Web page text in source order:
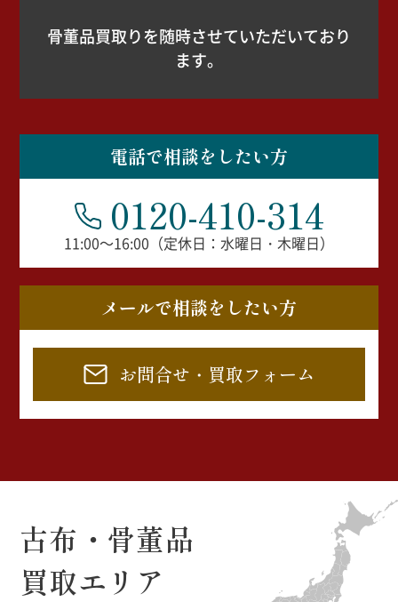
骨董品買取りを随時させていただいており
ます。
電話で相談をしたい方
0120-410-314
11:00～16:00（定休日：水曜日・木曜日）
メールで相談をしたい方
お問合せ・買取フォーム
古布・骨董品
買取エリア